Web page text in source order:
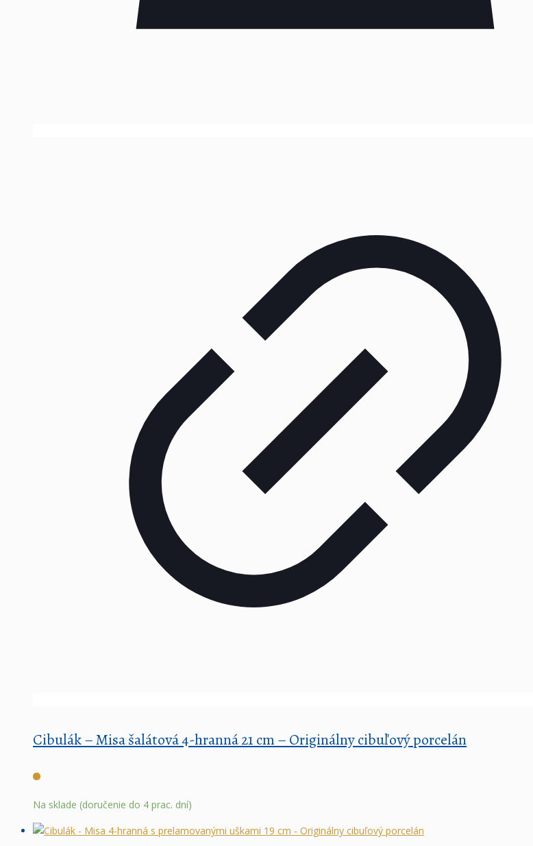
Cibulák – Misa šalátová 4-hranná 21 cm – Originálny cibuľový porcelán
Na sklade (doručenie do 4 prac. dní)